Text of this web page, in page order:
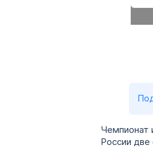
Чемпионат
России